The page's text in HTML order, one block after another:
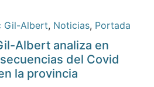
Gil-Albert, Noticias, Portada
Albert analiza en
del Covid
la provincia